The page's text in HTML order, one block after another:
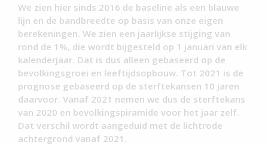
We zien hier sinds 2016 de baseline als een blauwe
lijn en de bandbreedte op basis van onze eigen
berekeningen. We zien een jaarlijkse stijging van
rond de 1%, die wordt bijgesteld op 1 januari van elk
kalenderjaar. Dat is dus alleen gebaseerd op de
bevolkingsgroei en leeftijdsopbouw. Tot 2021 is de
prognose gebaseerd op de sterftekansen 10 jaren
daarvoor. Vanaf 2021 nemen we dus de sterftekans
van 2020 en bevolkingspiramide voor het jaar zelf.
Dat verschil wordt aangeduid met de lichtrode
achtergrond vanaf 2021.